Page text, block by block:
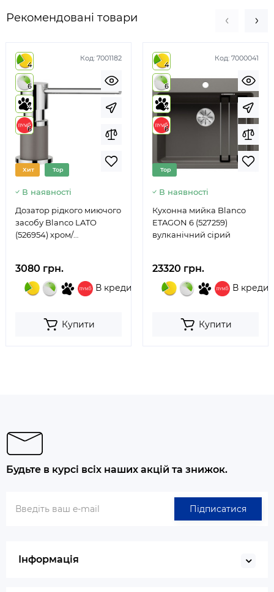
Рекомендовані товари
Код: 7001182
4
6
4
6
Хит Top
В наявності
Дозатор рідкого миючого
засобу Blanco LATO
(526954) хром/
3080 грн.
В кредит
Купити
Код: 7000041
4
6
4
6
Top
В наявності
Кухонна мийка Blanco
ETAGON 6 (527259)
вулканічний сірий
23320 грн.
В кредит
Купити
Будьте в курсі всіх наших акцій та знижок.
Підписатися
Інформація